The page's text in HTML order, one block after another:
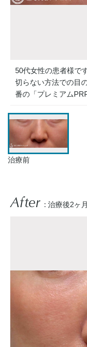
50代女性の患者様です
切らない方法での目
番の「プレミアム
治療前
After : 治療後2ヶ月